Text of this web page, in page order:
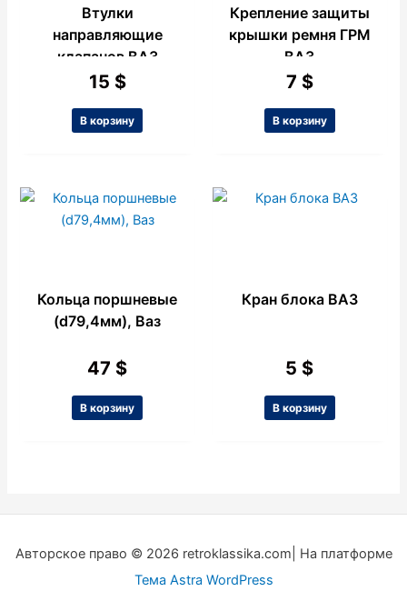
Втулки
направляющие
клапанов ВАЗ
2109, 4шт.,
15 $
В корзину
Крепление защиты
крышки ремня ГРМ
ВАЗ
7 $
В корзину
Кольца поршневые
(d79,4мм), Ваз
47 $
В корзину
Кран блока ВАЗ
5 $
В корзину
Авторское право © 2026 retroklassika.com| На платформе
Тема Astra WordPress